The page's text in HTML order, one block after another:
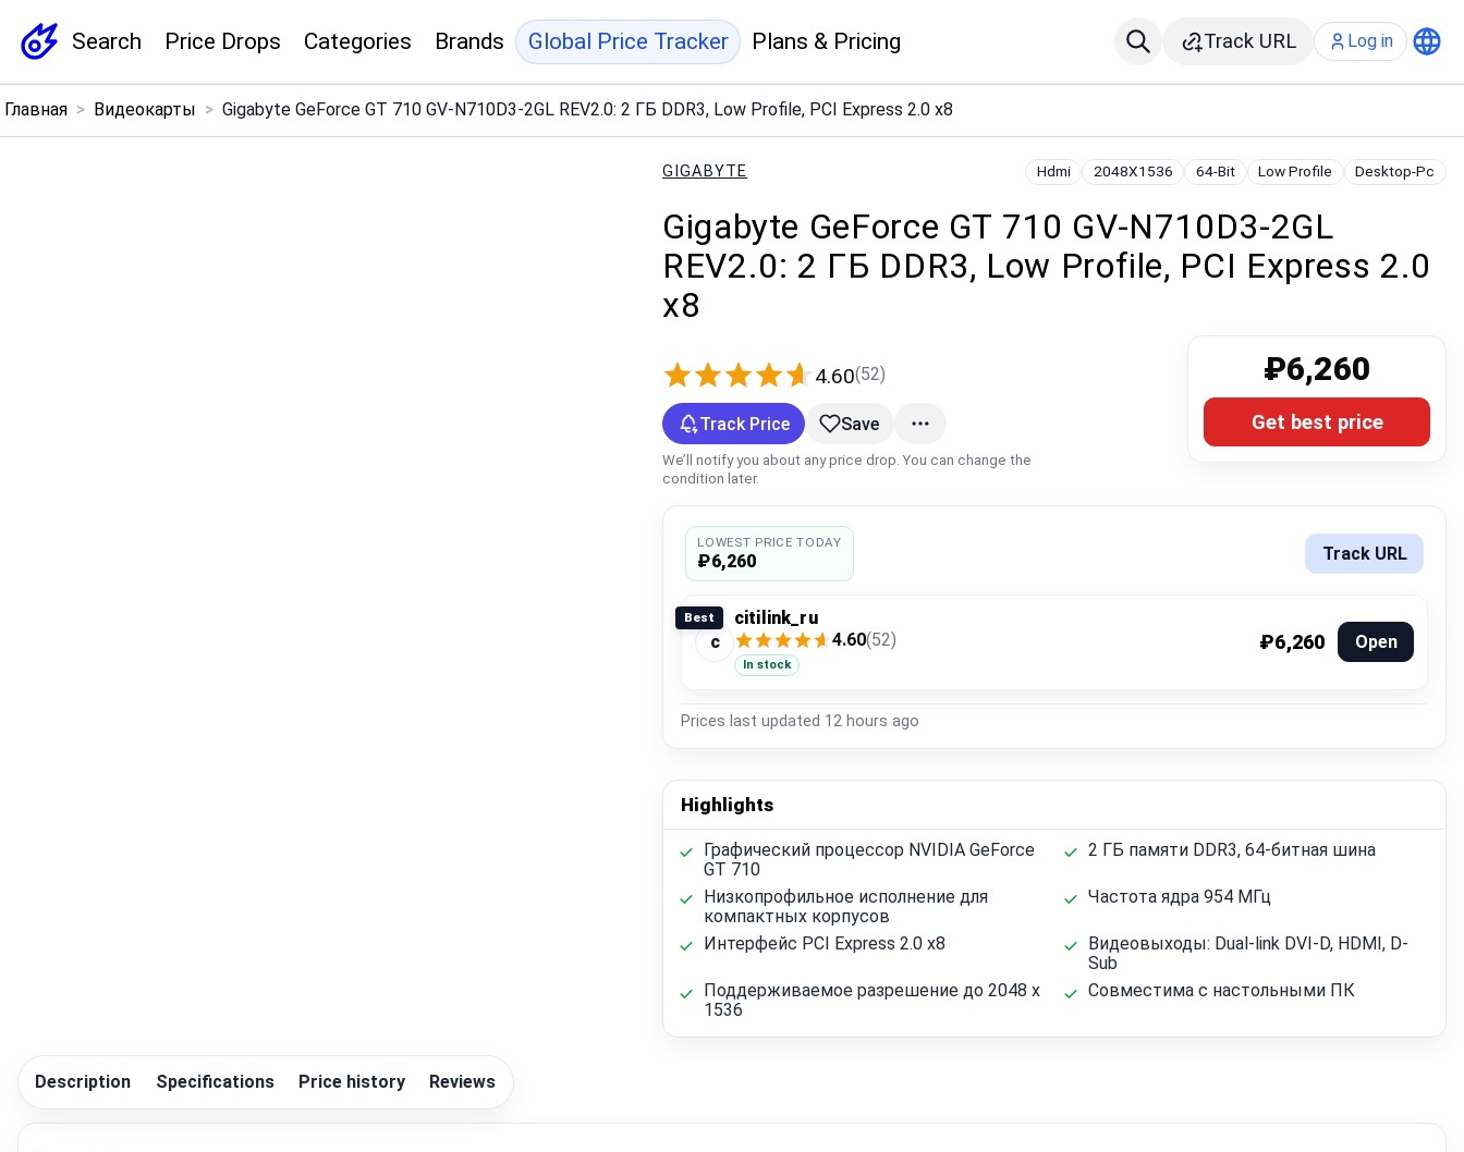
Search Price Drops Categories Brands Global Price Tracker Plans & Pricing Track URL Log in
Menu ×
Главная > Видеокарты > Gigabyte GeForce GT 710 GV-N710D3-2GL REV2.0: 2 ГБ DDR3, Low Profile, PCI Express 2.0 x8
GIGABYTE Hdmi 2048X1536 64-Bit Low Profile Desktop-Pc
Gigabyte GeForce GT 710 GV-N710D3-2GL
REV2.0: 2 ГБ DDR3, Low Profile, PCI Express 2.0
x8
4.60(52) ₽6,260
Get best price
Track Price Save
We’ll notify you about any price drop. You can change the
condition later.
LOWEST PRICE TODAY
₽6,260 Track URL
Best
c
citilink_ru
4.60(52)
In stock
₽6,260 Open
Prices last updated 12 hours ago
Highlights
Графический процессор NVIDIA GeForce
GT 710
2 ГБ памяти DDR3, 64-битная шина
Низкопрофильное исполнение для
компактных корпусов
Частота ядра 954 МГц
Интерфейс PCI Express 2.0 x8
Видеовыходы: Dual-link DVI-D, HDMI, D-
Sub
Поддерживаемое разрешение до 2048 x
1536
Совместима с настольными ПК
Description Specifications Price history Reviews